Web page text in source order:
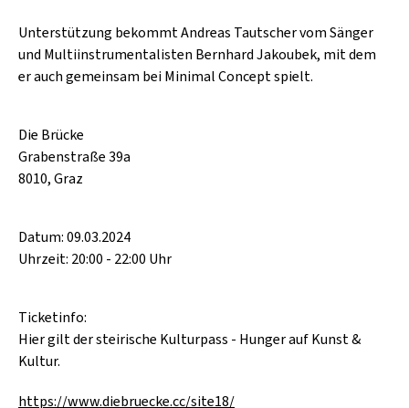
Unterstützung bekommt Andreas Tautscher vom Sänger
und Multiinstrumentalisten Bernhard Jakoubek, mit dem
er auch gemeinsam bei Minimal Concept spielt.
Die Brücke
Grabenstraße 39a
8010, Graz
Datum: 09.03.2024
Uhrzeit: 20:00 - 22:00 Uhr
Ticketinfo:
Hier gilt der steirische Kulturpass - Hunger auf Kunst &
Kultur.
https://www.diebruecke.cc/site18/